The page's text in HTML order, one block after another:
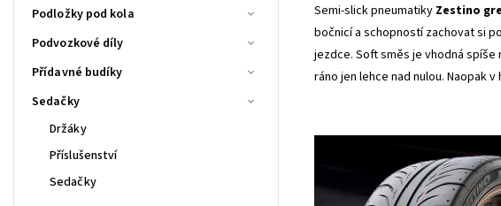
Podložky pod kola
Podvozkové díly
Přídavné budíky
Sedačky
Držáky
Příslušenství
Sedačky
Semi-slick pneumatiky Zestino
bočnicí a schopností zachovat si
jezdce. Soft směs je vhodná
ráno jen lehce nad nulou. Naopak